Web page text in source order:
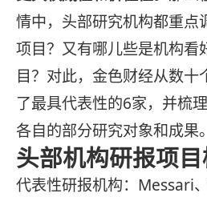
情中，头部研究机构都重点
项目？又有哪儿些是机构看
目？对此，金色财经从数十
了最具代表性的6家，并梳
各自的部分研究对象和成果。
头部机构研报项目
代表性研报机构：Messari